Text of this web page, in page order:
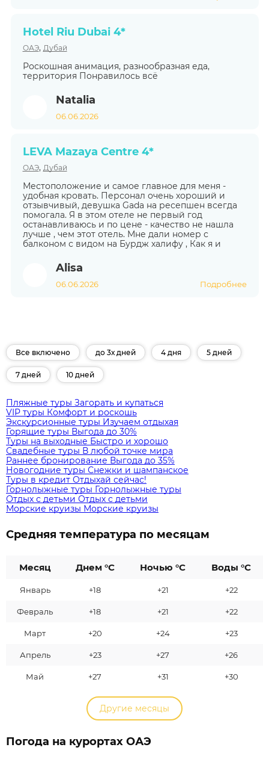
Hotel Riu Dubai 4*
ОАЭ, Дубай
Роскошная анимация, разнообразная еда,
территория Понравилось всё
Natalia
06.06.2026
LEVA Mazaya Centre 4*
ОАЭ, Дубай
Местоположение и самое главное для меня -
удобная кровать. Персонал очень хороший и
отзывчивый, девушка Gada на ресепшен всегда
помогала. Я в этом отеле не первый год
останавливаюсь и по цене - качество не нашла
лучше , чем этот отель. Мне дали номер с
балконом с видом на Бурдж халифу , Как я и
Alisa
06.06.2026 Подробнее
Все включено до 3х дней 4 дня 5 дней
7 дней 10 дней
Пляжные туры Загорать и купаться
VIP туры Комфорт и роскошь
Экскурсионные туры Изучаем отдыхая
Горящие туры Выгода до 30%
Туры на выходные Быстро и хорошо
Свадебные туры В любой точке мира
Раннее бронирование Выгода до 35%
Новогодние туры Снежки и шампанское
Туры в кредит Отдыхай сейчас!
Горнолыжные туры Горнолыжные туры
Отдых с детьми Отдых с детьми
Морские круизы Морские круизы
Средняя температура по месяцам
Месяц Днем °C Ночью °C Воды °C
Январь +18 +21 +22
Февраль +18 +21 +22
Март +20 +24 +23
Апрель +23 +27 +26
Май +27 +31 +30
Другие месяцы
Погода на курортах ОАЭ